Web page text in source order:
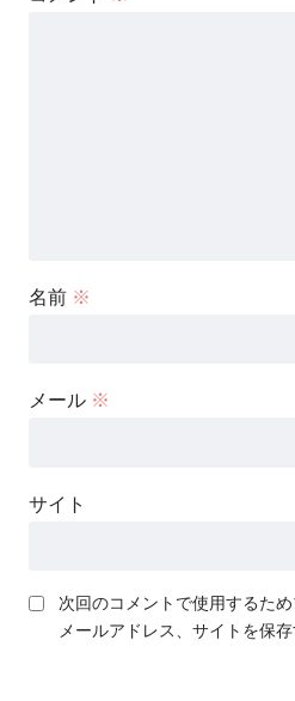
名前 ※
メール ※
サイト
次回のコメントで使用するた
メールアドレス、サイトを保存